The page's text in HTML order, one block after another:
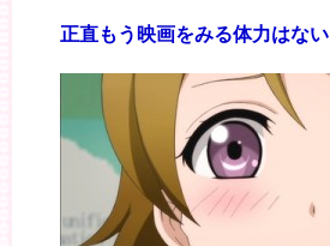
正直もう映画をみる体力はない